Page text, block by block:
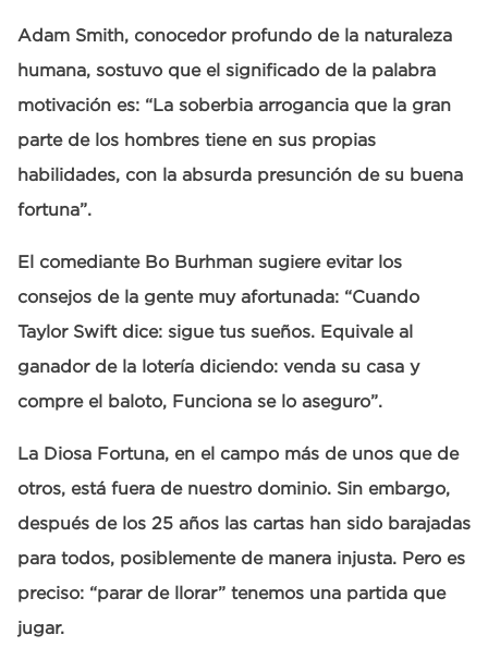
Adam Smith, conocedor profundo de la naturaleza
humana, sostuvo que el significado de la palabra
motivación es: “La soberbia arrogancia que la gran
parte de los hombres tiene en sus propias
habilidades, con la absurda presunción de su buena
fortuna”.
El comediante Bo Burhman sugiere evitar los
consejos de la gente muy afortunada: “Cuando
Taylor Swift dice: sigue tus sueños. Equivale al
ganador de la lotería diciendo: venda su casa y
compre el baloto, Funciona se lo aseguro”.
La Diosa Fortuna, en el campo más de unos que de
otros, está fuera de nuestro dominio. Sin embargo,
después de los 25 años las cartas han sido barajadas
para todos, posiblemente de manera injusta. Pero es
preciso: “parar de llorar” tenemos una partida que
jugar.